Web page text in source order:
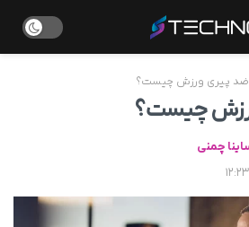
ضد پیری ورزش چیست؟
چیست؟
چمنی